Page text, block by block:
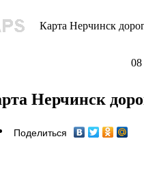
Карта Нерчинск
08
Нерчинск
Поделиться